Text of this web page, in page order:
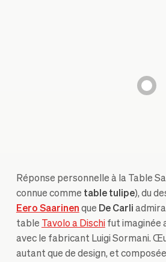
Réponse personnelle à la Table
connue comme table tulipe), du
Eero Saarinen que De Carli
table
Tavolo a Dischifut imaginée
avec le fabricant Luigi Sormani.
autant que de design, et